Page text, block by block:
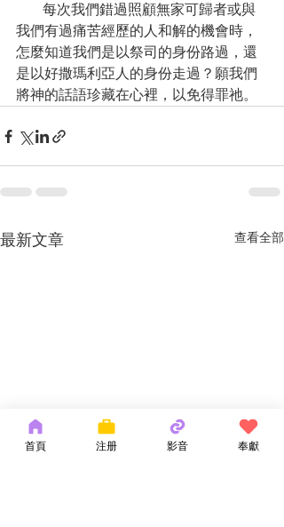
我們有過痛苦經歷的人和解的機會時，
怎麼知道我們是以祭司的身份路過，還
是以好撒瑪利亞人的身份走過？願我們
將神的話語珍藏在心裡，以免得罪祂。
最新文章 查看全部
首頁 注册 影音 奉獻